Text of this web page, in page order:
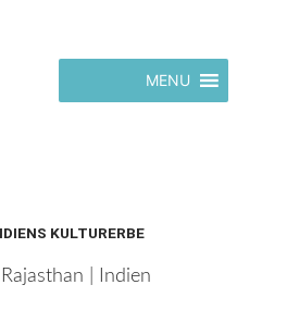
MENU
KULTURERBE
| Indien